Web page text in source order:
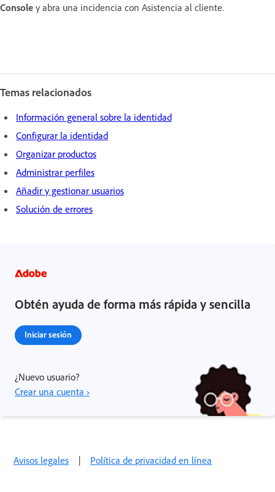
Console y abra una incidencia con Asistencia al cliente.
Temas relacionados
Información general sobre la identidad
Configurar la identidad
Organizar productos
Administrar perfiles
Añadir y gestionar usuarios
Solución de errores
Obtén ayuda de forma más rápida y sencilla
Iniciar sesión
¿Nuevo usuario?
Crear una cuenta ›
Avisos legales | Política de privacidad en línea